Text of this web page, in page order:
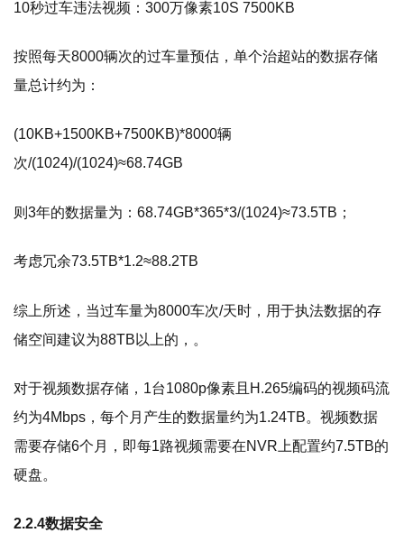
10秒过车违法视频：300万像素10S 7500KB
按照每天8000辆次的过车量预估，单个治超站的数据存储
量总计约为：
(10KB+1500KB+7500KB)*8000辆
次/(1024)/(1024)≈68.74GB
则3年的数据量为：68.74GB*365*3/(1024)≈73.5TB；
考虑冗余73.5TB*1.2≈88.2TB
综上所述，当过车量为8000车次/天时，用于执法数据的存
储空间建议为88TB以上的，。
对于视频数据存储，1台1080p像素且H.265编码的视频码流
约为4Mbps，每个月产生的数据量约为1.24TB。视频数据
需要存储6个月，即每1路视频需要在NVR上配置约7.5TB的
硬盘。
2.2.4数据安全